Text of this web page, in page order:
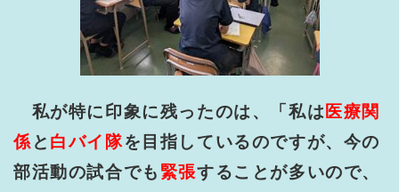
私が特に印象に残ったのは、「私は医療関
係と 白バイ隊を目指しているのですが、今の
部活動の試合でも 緊張することが多いので、